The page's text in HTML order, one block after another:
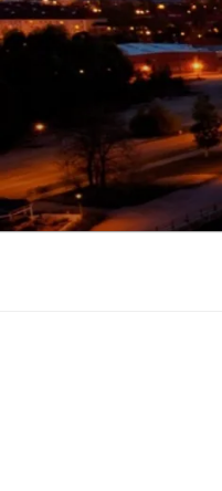
Hoppa
till